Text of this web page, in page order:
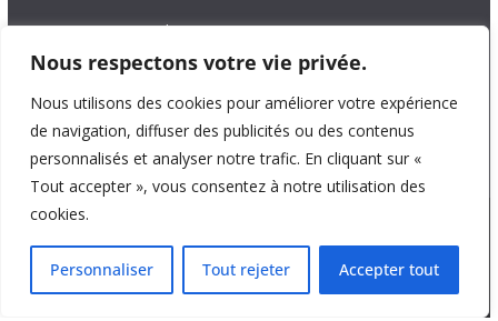
Nous respectons votre vie privée.
Nous utilisons des cookies pour améliorer votre expérience
de navigation, diffuser des publicités ou des contenus
personnalisés et analyser notre trafic. En cliquant sur «
Tout accepter », vous consentez à notre utilisation des
cookies.
Personnaliser Tout rejeter Accepter tout
87036 Limoges Cedex.
Tél. 05 55 06 14 15
Nous écrire
Copyright © 2026 Le Sillon
. All rights reserved.
Theme:ColorMag Proby ThemeGrill. Powered by WordPress